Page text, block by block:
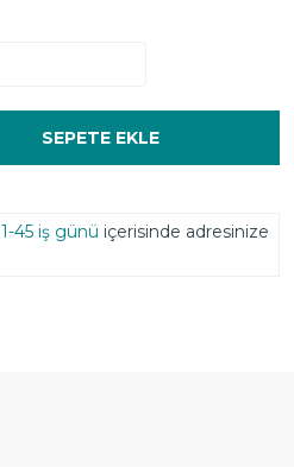
SEPETE EKLE
1-45 iş günü içerisinde adresinize